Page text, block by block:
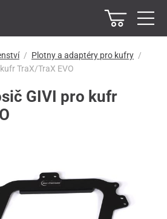
Plotny a adaptéry pro kufry
TraX/TraX EVO
GIVI pro kufr